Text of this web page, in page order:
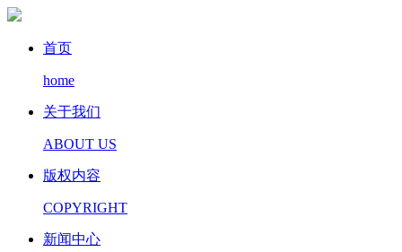
首页
home
关于我们
ABOUT US
版权内容
COPYRIGHT
新闻中心